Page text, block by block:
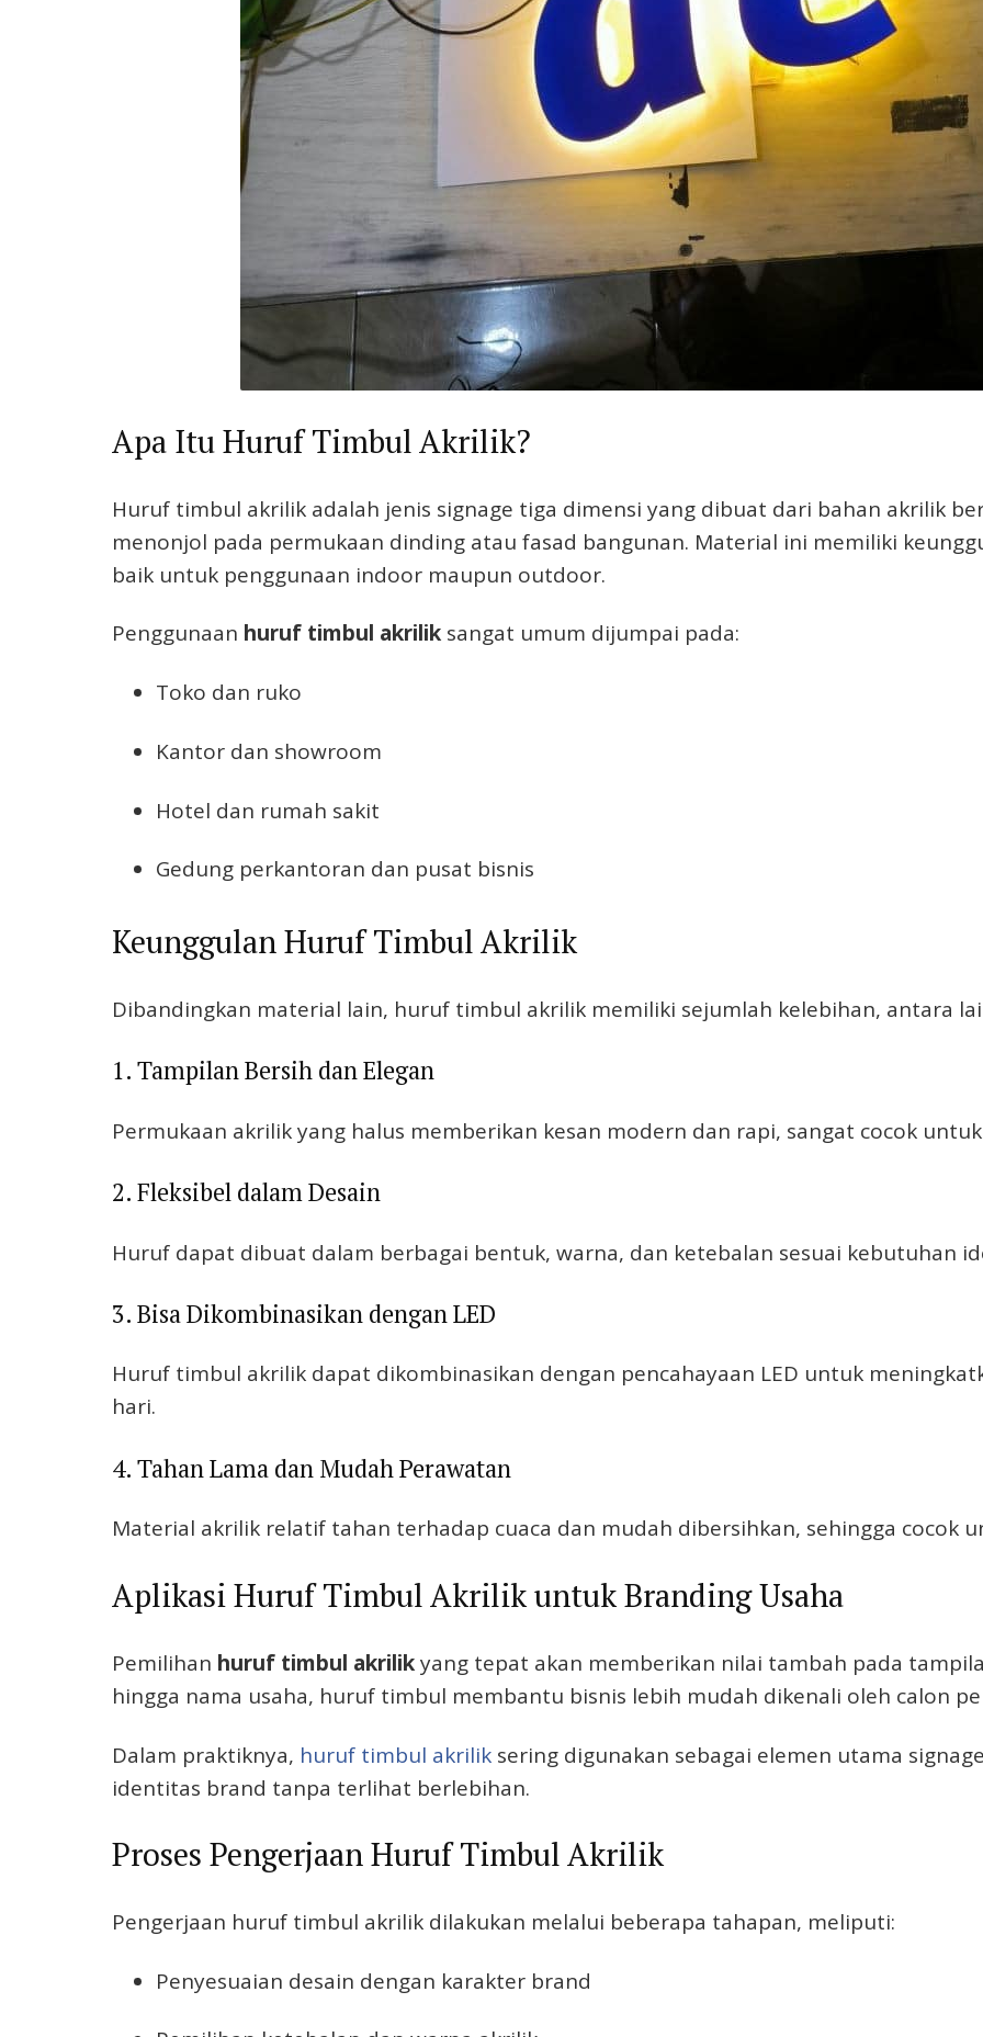
Apa Itu Huruf Timbul Akrilik?
Huruf timbul akrilik adalah jenis signage tiga dimensi yang dibuat dari bahan akrilik
menonjol pada permukaan dinding atau fasad bangunan. Material ini memiliki
baik untuk penggunaan indoor maupun outdoor.
Penggunaan huruf timbul akrilik sangat umum dijumpai pada:
Toko dan ruko
Kantor dan showroom
Hotel dan rumah sakit
Gedung perkantoran dan pusat bisnis
Keunggulan Huruf Timbul Akrilik
Dibandingkan material lain, huruf timbul akrilik memiliki sejumlah kelebihan, antara
1. Tampilan Bersih dan Elegan
Permukaan akrilik yang halus memberikan kesan modern dan rapi, sangat cocok
2. Fleksibel dalam Desain
Huruf dapat dibuat dalam berbagai bentuk, warna, dan ketebalan sesuai kebutuhan
3. Bisa Dikombinasikan dengan LED
Huruf timbul akrilik dapat dikombinasikan dengan pencahayaan LED untuk
hari.
4. Tahan Lama dan Mudah Perawatan
Material akrilik relatif tahan terhadap cuaca dan mudah dibersihkan, sehingga cocok
Aplikasi Huruf Timbul Akrilik untuk Branding Usaha
Pemilihan huruf timbul akrilikyang tepat akan memberikan nilai tambah pada
hingga nama usaha, huruf timbul membantu bisnis lebih mudah dikenali oleh calon
Dalam praktiknya, huruf timbul akrilik sering digunakan sebagai elemen utama
identitas brand tanpa terlihat berlebihan.
Proses Pengerjaan Huruf Timbul Akrilik
Pengerjaan huruf timbul akrilik dilakukan melalui beberapa tahapan, meliputi:
Penyesuaian desain dengan karakter brand